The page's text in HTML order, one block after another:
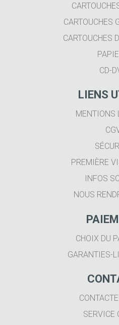
CARTOUCHES
CARTOUCHES
CD-
LIENS
MENTIONS
PREMIÈRE
INFOS
NOUS
CHOIX DU
GARANTIES-
SERVICE